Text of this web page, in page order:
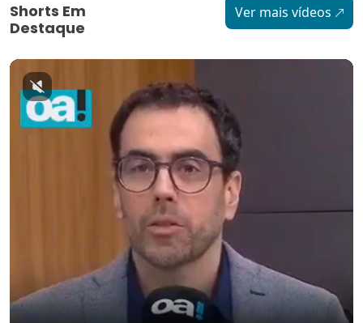
Shorts Em
Destaque
Ver mais vídeos